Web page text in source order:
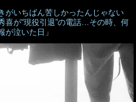
がいちばん苦しかったんじゃない
喜が“現役引退”の電話…その時、何
が泣いた日」